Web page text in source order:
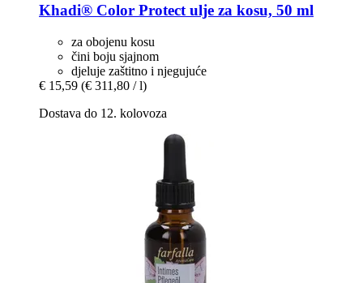
Khadi® Color Protect ulje za kosu, 50 ml
za obojenu kosu
čini boju sjajnom
djeluje zaštitno i njegujuće
€ 15,59 (€ 311,80 / l)
Dostava do 12. kolovoza